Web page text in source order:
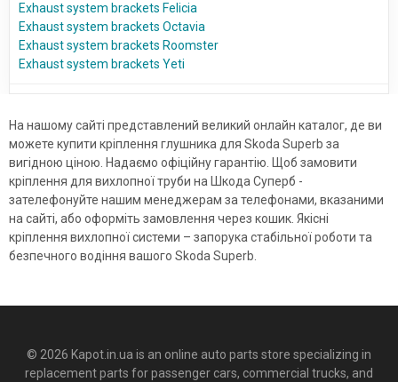
Exhaust system brackets Felicia
Exhaust system brackets Octavia
Exhaust system brackets Roomster
Exhaust system brackets Yeti
На нашому сайті представлений великий онлайн каталог, де ви
можете купити кріплення глушника для Skoda Superb за
вигідною ціною. Надаємо офіційну гарантію. Щоб замовити
кріплення для вихлопної труби на Шкода Суперб -
зателефонуйте нашим менеджерам за телефонами, вказаними
на сайті, або оформіть замовлення через кошик. Якісні
кріплення вихлопної системи – запорука стабільної роботи та
безпечного водіння вашого Skoda Superb.
© 2026 Kapot.in.ua is an online auto parts store specializing in
replacement parts for passenger cars, commercial trucks, and